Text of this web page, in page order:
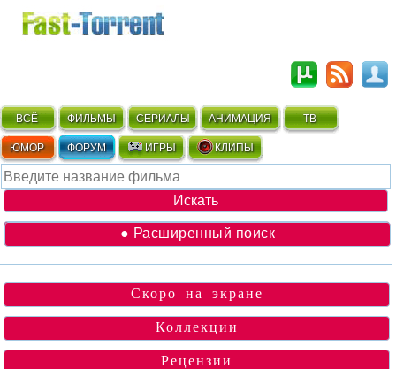
ВСЁ ФИЛЬМЫ СЕРИАЛЫ АНИМАЦИЯ ТВ
ЮМОР ФОРУМ ИГРЫ КЛИПЫ
● Расширенный поиск
Скоро на экране
Коллекции
Рецензии